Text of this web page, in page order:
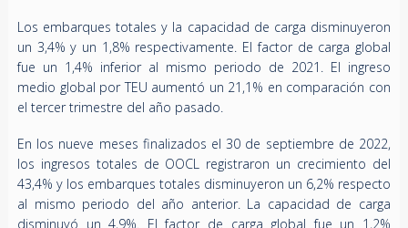
Los embarques totales y la capacidad de carga disminuyeron
un 3,4% y un 1,8% respectivamente. El factor de carga global
fue un 1,4% inferior al mismo periodo de 2021. El ingreso
medio global por TEU aumentó un 21,1% en comparación con
el tercer trimestre del año pasado.
En los nueve meses finalizados el 30 de septiembre de 2022,
los ingresos totales de OOCL registraron un crecimiento del
43,4% y los embarques totales disminuyeron un 6,2% respecto
al mismo periodo del año anterior. La capacidad de carga
disminuyó un 4,9%. El factor de carga global fue un 1,2%